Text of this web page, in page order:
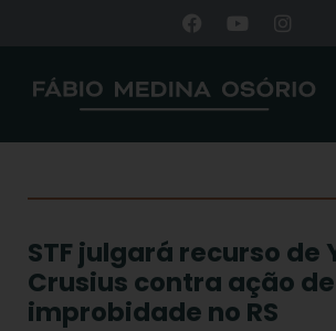
STF julgará recurso de
Crusius contra ação de
improbidade no RS